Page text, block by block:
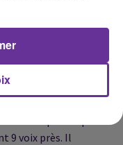
avec le
9 voix près. Il